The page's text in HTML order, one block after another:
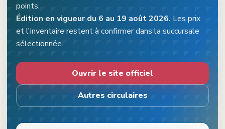
points.
Édition en vigueurdu 6 au 19 août 2026. Les prix
et l'inventaire restent à confirmer dans la succursale
sélectionnée.
Ouvrir le site officiel
Autres circulaires